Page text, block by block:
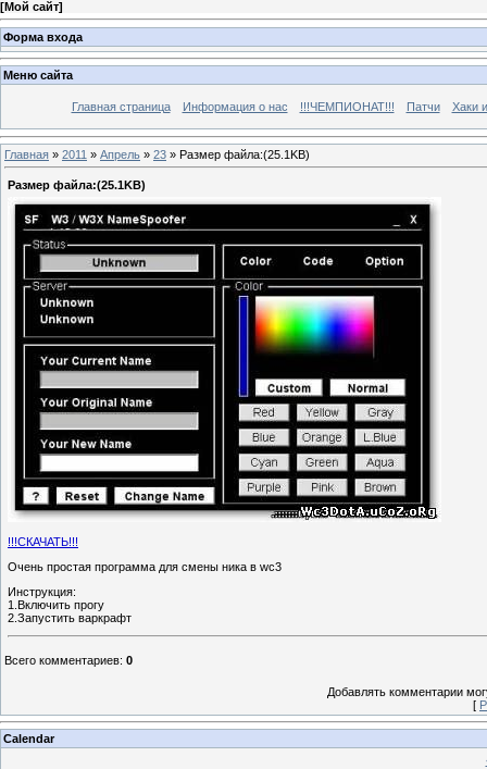
[Мой сайт]
Форма входа
Меню сайта
Главная страница Информация о нас !!!ЧЕМПИОНАТ!!! Патчи Хаки
Главная » 2011 » Апрель » 23 » Размер файла:(25.1KB)
Размер файла:(25.1KB)
!!!СКАЧАТЬ!!!
Очень простая программа для смены ника в wc3
Инструкция:
1.Включить прогу
2.Запустить варкрафт
Всего комментариев: 0
Добавлять комментарии
[
Calendar